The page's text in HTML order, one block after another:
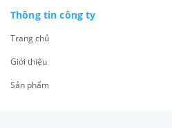
Thông tin công ty
Trang chủ
Giới thiệu
Sản phẩm